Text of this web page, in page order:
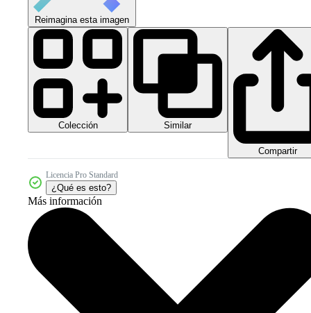
Reimagina esta imagen
Colección Similar
Compartir
Licencia Pro Standard
¿Qué es esto?
Más información